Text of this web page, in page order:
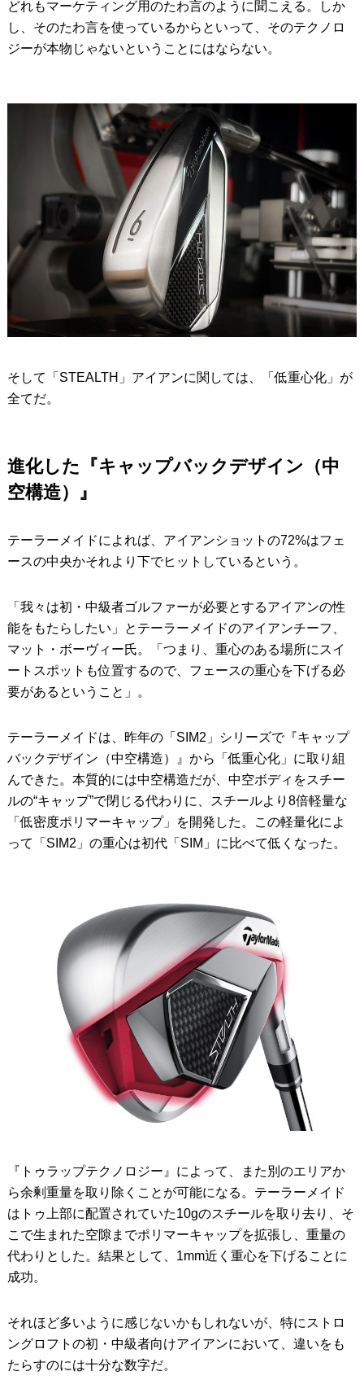
どれもマーケティング用のたわ言のように聞こえる。しか
し、そのたわ言を使っているからといって、そのテクノロ
ジーが本物じゃないということにはならない。
そして「STEALTH」アイアンに関しては、「低重心化」が
全てだ。
進化した『キャップバックデザイン（中
空構造）』
テーラーメイドによれば、アイアンショットの72%はフェ
ースの中央かそれより下でヒットしているという。
「我々は初・中級者ゴルファーが必要とするアイアンの性
能をもたらしたい」とテーラーメイドのアイアンチーフ、
マット・ボーヴィー氏。「つまり、重心のある場所にスイ
ートスポットも位置するので、フェースの重心を下げる必
要があるということ」。
テーラーメイドは、昨年の「SIM2」シリーズで『キャップ
バックデザイン（中空構造）』から「低重心化」に取り組
んできた。本質的には中空構造だが、中空ボディをスチー
ルの“キャップ”で閉じる代わりに、スチールより8倍軽量な
「低密度ポリマーキャップ」を開発した。この軽量化によ
って「SIM2」の重心は初代「SIM」に比べて低くなった。
『トゥラップテクノロジー』によって、また別のエリアか
ら余剰重量を取り除くことが可能になる。テーラーメイド
はトゥ上部に配置されていた10gのスチールを取り去り、そ
こで生まれた空隙までポリマーキャップを拡張し、重量の
代わりとした。結果として、1mm近く重心を下げることに
成功。
それほど多いように感じないかもしれないが、特にストロ
ングロフトの初・中級者向けアイアンにおいて、違いをも
たらすのには十分な数字だ。